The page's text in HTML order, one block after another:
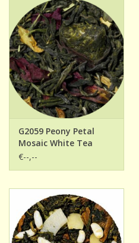
G2059 Peony Petal
Mosaic White Tea
€--,--